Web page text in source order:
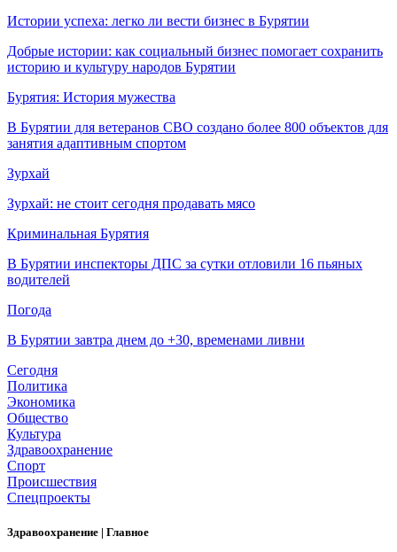
Истории успеха: легко ли вести бизнес в Бурятии
Добрые истории: как социальный бизнес помогает сохранить
историю и культуру народов Бурятии
Бурятия: История мужества
В Бурятии для ветеранов СВО создано более 800 объектов для
занятия адаптивным спортом
Зурхай
Зурхай: не стоит сегодня продавать мясо
Криминальная Бурятия
В Бурятии инспекторы ДПС за сутки отловили 16 пьяных
водителей
Погода
В Бурятии завтра днем до +30, временами ливни
Сегодня
Политика
Экономика
Общество
Культура
Здравоохранение
Спорт
Происшествия
Спецпроекты
Здравоохранение | Главное